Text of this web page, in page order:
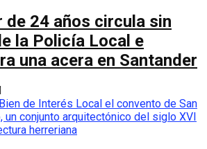
de 24 años circula sin
la Policía Local e
una acera en Santander